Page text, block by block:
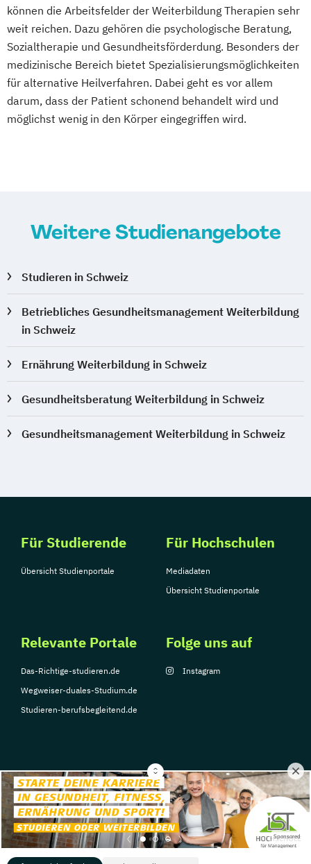
Sponsored
können die Arbeitsfelder der Weiterbildung Therapien sehr
weit reichen. Dazu gehören die psychologische Beratung,
Sozialtherapie und Gesundheitsförderdung. Besonders der
medizinische Bereich bietet Spezialisierungsmöglichkeiten
für alternative Heilverfahren. Dabei geht es vor allem
darum, dass der Patient schonend behandelt wird und
möglichst wenig in den Körper eingegriffen wird.
Weitere Studienangebote
Studieren in Schweiz
Betriebliches Gesundheitsmanagement Weiterbildung
in Schweiz
Ernährung Weiterbildung in Schweiz
Gesundheitsberatung Weiterbildung in Schweiz
Gesundheitsmanagement Weiterbildung in Schweiz
Für Studierende
Übersicht Studienportale
Für Hochschulen
Mediadaten
Übersicht Studienportale
Relevante Portale
Das-Richtige-studieren.de
Wegweiser-duales-Studium.de
Studieren-berufsbegleitend.de
Folge uns auf
Instagram
© Copyright 2026, TarGroup Media GmbH
Impressum
Datenschutzerklärung Nutzungsbedingungen